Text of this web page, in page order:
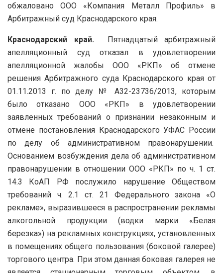
обжаловано ООО «Компания Металл Профиль» в
Арбитражный суд Краснодарского края.
Краснодарский край. Пятнадцатый арбитражный
апелляционный суд отказал в удовлетворении
апелляционной жалобы ООО «РКП» об отмене
решения Арбитражного суда Краснодарского края от
01.11.2013 г. по делу № А32-23736/2013, которым
было отказано ООО «РКП» в удовлетворении
заявленных требований о признании незаконным и
отмене постановления Краснодарского УФАС России
по делу об административном правонарушении.
Основанием возбуждения дела об административном
правонарушении в отношении ООО «РКП» по ч. 1 ст.
14.3 КоАП РФ послужило нарушение Обществом
требований ч. 2.1 ст. 21 Федерального закона «О
рекламе», выразившееся в распространении рекламы
алкогольной продукции (водки марки «Белая
березка») на рекламных конструкциях, установленных
в помещениях общего пользования (боковой галерее)
торгового центра. При этом данная боковая галерея не